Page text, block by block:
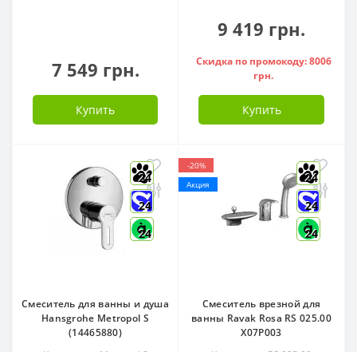
7 549 грн.
Купить
9 419 грн.
Скидка по промокоду: 8006
грн.
Купить
24
24
24
Смеситель для ванны и душа
Hansgrohe Metropol S
(14465880)
-20%
Акция
24
24
24
Смеситель врезной для
ванны Ravak Rosa RS 025.00
X07P003